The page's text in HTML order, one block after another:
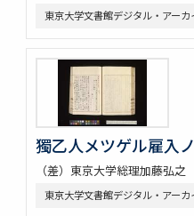
東京大学文書館デジタル・アーカ
獨乙人メツゲル雇入
（差）東京大学総理加藤弘
東京大学文書館デジタル・アーカ